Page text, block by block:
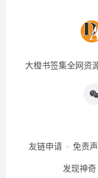
大橙书签集全网资
友链申请 免责
发现神奇